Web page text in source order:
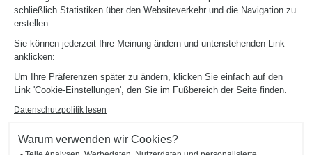
schließlich Statistiken über den Websiteverkehr und die Navigation zu
erstellen.
Sie können jederzeit Ihre Meinung ändern und untenstehenden Link
anklicken:
Um Ihre Präferenzen später zu ändern, klicken Sie einfach auf den
Link 'Cookie-Einstellungen', den Sie im Fußbereich der Seite finden.
Datenschutzpolitik lesen
Warum verwenden wir Cookies?
Karriere - Wir stellen ein
Ein Studio eröffnen
Unsere Studios in Deutschland
Impressum
Cookie-Verwaltung
Datenschutzerklärung